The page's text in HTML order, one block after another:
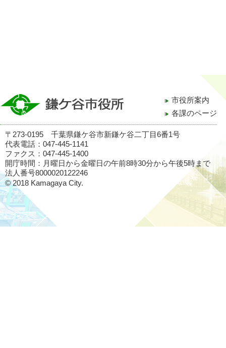
市役所案内
各課のページ
〒273-0195 千葉県鎌ケ谷市新鎌ケ谷二丁目6番1号
代表電話：047-445-1141
ファクス：047-445-1400
開庁時間：月曜日から金曜日の午前8時30分から午後5時まで
法人番号8000020122246
© 2018 Kamagaya City.